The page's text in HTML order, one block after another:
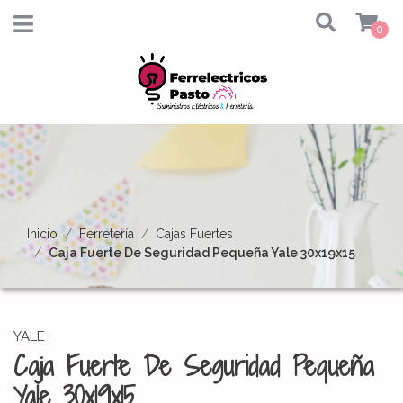
0
Inicio Ferretería
Cajas Fuertes
Caja Fuerte De Seguridad Pequeña Yale 30x19x15
YALE
Caja Fuerte De Seguridad Pequeña